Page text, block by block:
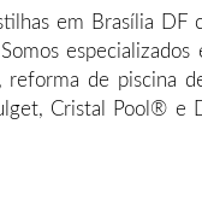
em Brasília
de piscina
Cristal Pool® e